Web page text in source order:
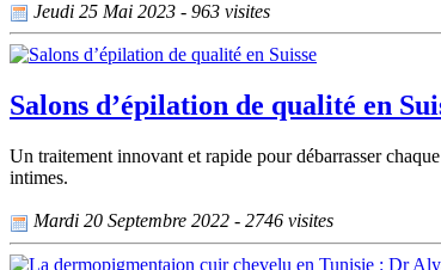
Jeudi 25 Mai 2023 - 963 visites
Salons d’épilation de qualité en
Un traitement innovant et rapide pour débarrasser
intimes.
Mardi 20 Septembre 2022 - 2746 visites